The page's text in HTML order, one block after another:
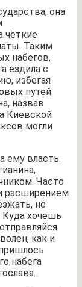
она
чёткие
Таким
набегов,
ездила с
избегая
путей
назвав
Киевской
могли
ему власть.
Часто
расширением
не
Куда хочешь
как и
набега